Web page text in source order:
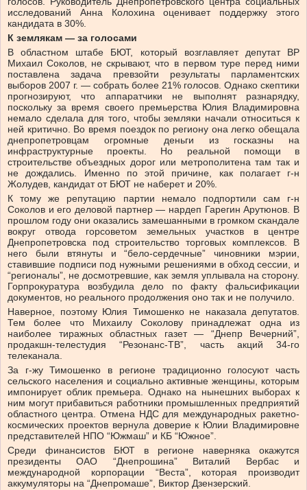
исследований Анна Колохина оценивает поддержку этого
кандидата в 30%.
К землякам — за голосами
В областном штабе БЮТ, который возглавляет депутат ВР
Михаил Соколов, не скрывают, что в первом туре перед ними
поставлена задача превзойти результаты парламентских
выборов 2007 г. — собрать более 21% голосов. Однако скептики
прогнозируют, что аппаратчики не выполнят разнарядку,
поскольку за время своего премьерства Юлия Владимировна
немало сделала для того, чтобы земляки начали относиться к
ней критично. Во время поездок по региону она легко обещала
днепропетровцам огромные деньги из госказны на
инфраструктурные проекты. Но реальной помощи в
строительстве объездных дорог или метрополитена там так и
не дождались. Именно по этой причине, как полагает г-н
Жолудев, кандидат от БЮТ не наберет и 20%.
К тому же репутацию партии немало подпортили сам г-н
Соколов и его деловой партнер — нардеп Гарегин Арутюнов. В
прошлом году они оказались замешанными в громком скандале
вокруг отвода горсоветом земельных участков в центре
Днепропетровска под строительство торговых комплексов. В
него были втянуты и “бело-сердечные” чиновники мэрии,
ставившие подписи под нужными решениями в обход сессии, и
“регионалы”, не досмотревшие, как земля уплывала на сторону.
Горпрокуратура возбудила дело по факту фальсификации
документов, но реального продолжения оно так и не получило.
Наверное, поэтому Юлия Тимошенко не наказала депутатов.
Тем более что Михаилу Соколову принадлежат одна из
наиболее тиражных областных газет — “Днепр Вечерний”,
продакшн-телестудия “Резонанс-ТВ”, часть акций 34-го
телеканала.
За г-жу Тимошенко в регионе традиционно голосуют часть
сельского населения и социально активные женщины, которым
импонирует облик премьера. Однако на нынешних выборах к
ним могут прибавиться работники промышленных предприятий
областного центра. Отмена НДС для международных ракетно-
космических проектов вернула доверие к Юлии Владимировне
представителей НПО “Южмаш” и КБ “Южное”.
Среди финансистов БЮТ в регионе наверняка окажутся
президенты ОАО “Днепрошина” Виталий Вербас и
международной корпорации “Веста”, которая производит
аккумуляторы на “Днепромаше”, Виктор Дзензерский.